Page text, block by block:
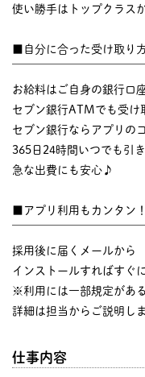
使い勝手はトップクラス
■自分に合った受け取り
お給料はご自身の銀行口
セブン銀行ATMでも受け
セブン銀行ならアプリの
365日24時間いつでも引き
急な出費にも安心♪
■アプリ利用もカンタン！
採用後に届くメールから
インストールすればすぐ
※利用には一部規定がある
詳細は担当からご説明しま
仕事内容